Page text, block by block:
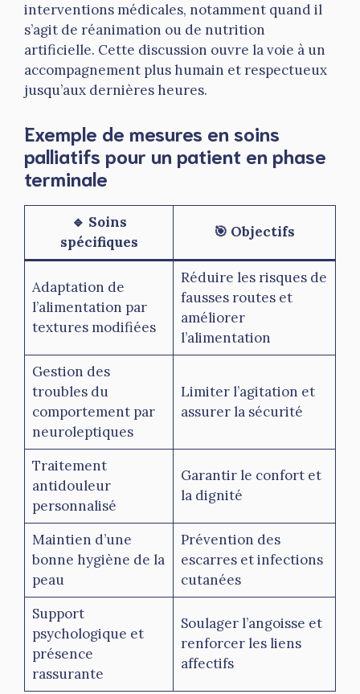
interventions médicales, notamment quand il
s’agit de réanimation ou de nutrition
artificielle. Cette discussion ouvre la voie à un
accompagnement plus humain et respectueux
jusqu’aux dernières heures.
Exemple de mesures en soins
palliatifs pour un patient en phase
terminale
🔹 Soins
spécifiques
🎯 Objectifs
Adaptation de
l’alimentation par
textures modifiées
Réduire les risques de
fausses routes et
améliorer
l’alimentation
Gestion des
troubles du
comportement par
neuroleptiques
Limiter l’agitation et
assurer la sécurité
Traitement
antidouleur
personnalisé
Garantir le confort et
la dignité
Maintien d’une
bonne hygiène de la
peau
Prévention des
escarres et infections
cutanées
Support
psychologique et
présence
rassurante
Soulager l’angoisse et
renforcer les liens
affectifs